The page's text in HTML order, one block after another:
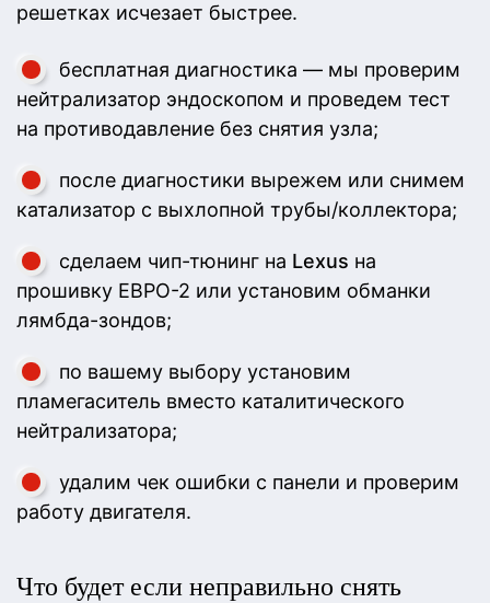
решетках исчезает быстрее.
бесплатная диагностика — мы проверим
нейтрализатор эндоскопом и проведем тест
на противодавление без снятия узла;
после диагностики вырежем или снимем
катализатор с выхлопной трубы/коллектора;
сделаем чип-тюнинг на Lexus на
прошивку ЕВРО-2 или установим обманки
лямбда-зондов;
по вашему выбору установим
пламегаситель вместо каталитического
нейтрализатора;
удалим чек ошибки с панели и проверим
работу двигателя.
Что будет если неправильно снять